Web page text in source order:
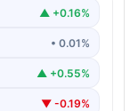
▲ +0.16%
• 0.01%
▲ +0.55%
▼ -0.19%